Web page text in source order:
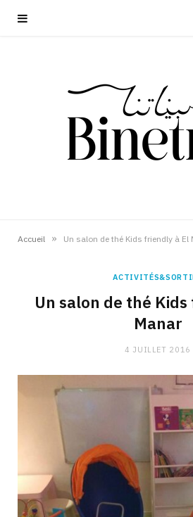
Accueil » Un salon de thé Kids friendly à El
Un salon de thé
Manar
4 JUILLET 2016